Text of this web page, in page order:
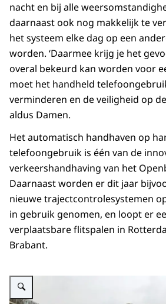
nacht en bij alle
daarnaast ook nog makkelijk te
het systeem elke dag op een
worden. ‘Daarmee krijg je het
overal bekeurd kan worden voor
moet het handheld
verminderen en de veiligheid op
aldus Damen.
Het automatisch handhaven op
telefoongebruik is één van de
verkeershandhaving van het
Daarnaast worden er dit jaar
nieuwe trajectcontrolesystemen
in gebruik genomen, en loopt er
verplaatsbare flitspalen in
Brabant.
Vergroot afbeelding Camera handhaving